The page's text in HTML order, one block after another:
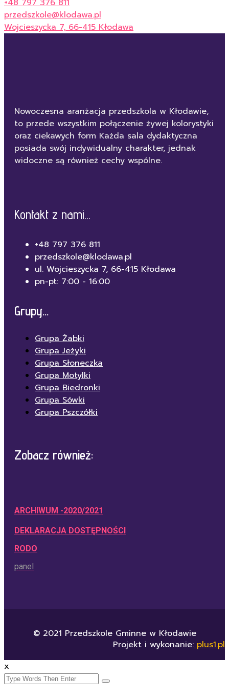
przedszkole@klodawa.pl
Wojcieszycka 7, 66-415 Kłodawa
Nowoczesna aranżacja przedszkola w Kłodawie,
to przede wszystkim połączenie żywej kolorystyki
oraz ciekawych form Każda sala dydaktyczna
posiada swój indywidualny charakter, jednak
widoczne są również cechy wspólne.
Kontakt z nami...
+48 797 376 811
przedszkole@klodawa.pl
ul. Wojcieszycka 7, 66-415 Kłodawa
pn-pt: 7:00 - 16:00
Grupy...
Grupa Żabki
Grupa Jeżyki
Grupa Słoneczka
Grupa Motylki
Grupa Biedronki
Grupa Sówki
Grupa Pszczółki
Zobacz również:
ARCHIWUM -2020/2021
DEKLARACJA DOSTĘPNOŚCI
RODO
panel
© 2021 Przedszkole Gminne w Kłodawie
Projekt i wykonanie: plus1.pl
x